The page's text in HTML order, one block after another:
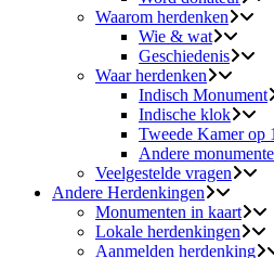
Waarom herdenken
Wie & wat
Geschiedenis
Waar herdenken
Indisch Monument
Indische klok
Tweede Kamer op
Andere
Veelgestelde vragen
Andere Herdenkingen
Monumenten in kaart
Lokale herdenkingen
Aanmelden herdenking